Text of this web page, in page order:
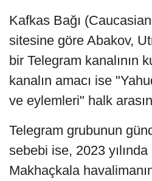
Kafkas Bağı
sitesine göre Abakov,
bir Telegram kanalının
kanalın amacı ise
ve eylemleri" halk
Telegram grubunun
sebebi ise, 2023
Makhaçkala